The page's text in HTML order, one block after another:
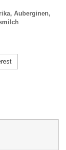
Auberginen,